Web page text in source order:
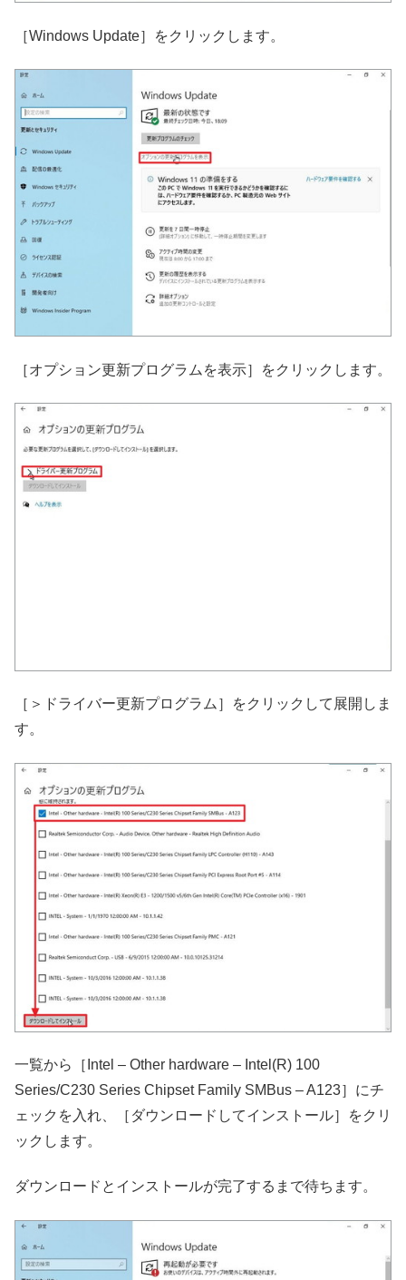
［Windows Update］をクリックします。
［オプション更新プログラムを表示］をクリックします。
［＞ドライバー更新プログラム］をクリックして展開しま
す。
一覧から［Intel – Other hardware – Intel(R) 100
Series/C230 Series Chipset Family SMBus – A123］にチ
ェックを入れ、［ダウンロードしてインストール］をクリ
ックします。
ダウンロードとインストールが完了するまで待ちます。